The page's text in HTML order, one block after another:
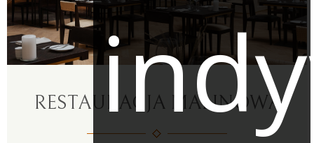
RESTAURACJA MALINOWA